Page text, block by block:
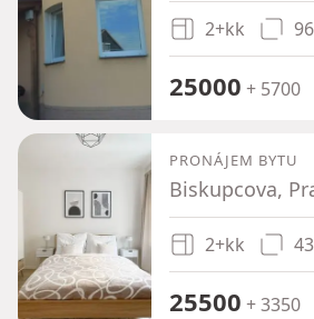
2+kk
25000 + 5700
PRONÁJEM BYTU
Biskupcova,
2+kk
25500 + 3350